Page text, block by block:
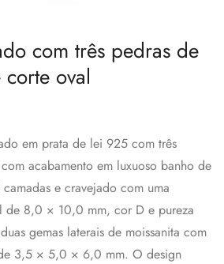
com três pedras de
oval
em prata de lei 925 com três
acabamento em luxuoso banho de
e cravejado com uma
de 8,0 × 10,0 mm, cor D e pureza
gemas laterais de moissanita com
3,5 × 5,0 × 6,0 mm. O design